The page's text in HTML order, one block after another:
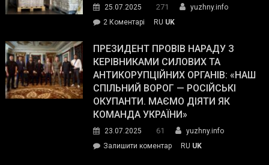
The
Street
Journal.
25.07.2025 271
yuzhny.info
2 Коментарі
Південному
працівникам
ОПЗ
з
матеріального
резерву
гуманітарну
допомогу
RU UK
ПРЕЗИДЕНТ ПРОВІВ НАРАДУ З
КЕРІВНИКАМИ СИЛОВИХ ТА
АНТИКОРУПЦІЙНИХ ОРГАНІВ: «НАШ
СПІЛЬНИЙ ВОРОГ — РОСІЙСЬКІ
ОКУПАНТИ. МАЄМО ДІЯТИ ЯК
КОМАНДА УКРАЇНИ»
23.07.2025 61
yuzhny.info
Залишити коментарon
RU UK